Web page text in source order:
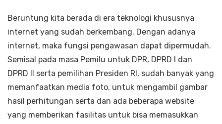
Beruntung kita berada di era teknologi khususnya
internet yang sudah berkembang. Dengan adanya
internet, maka fungsi pengawasan dapat dipermudah.
Semisal pada masa Pemilu untuk DPR, DPRD I dan
DPRD II serta pemilihan Presiden RI, sudah banyak yang
memanfaatkan media foto, untuk mengambil gambar
hasil perhitungan serta dan ada beberapa website
yang memberikan fasilitas untuk bisa memasukkan